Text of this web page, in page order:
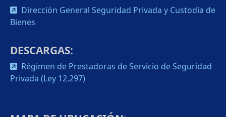
Dirección General Seguridad Privada y Custodia de
Bienes
DESCARGAS:
Régimen de Prestadoras de Servicio de Seguridad
Privada (Ley 12.297)